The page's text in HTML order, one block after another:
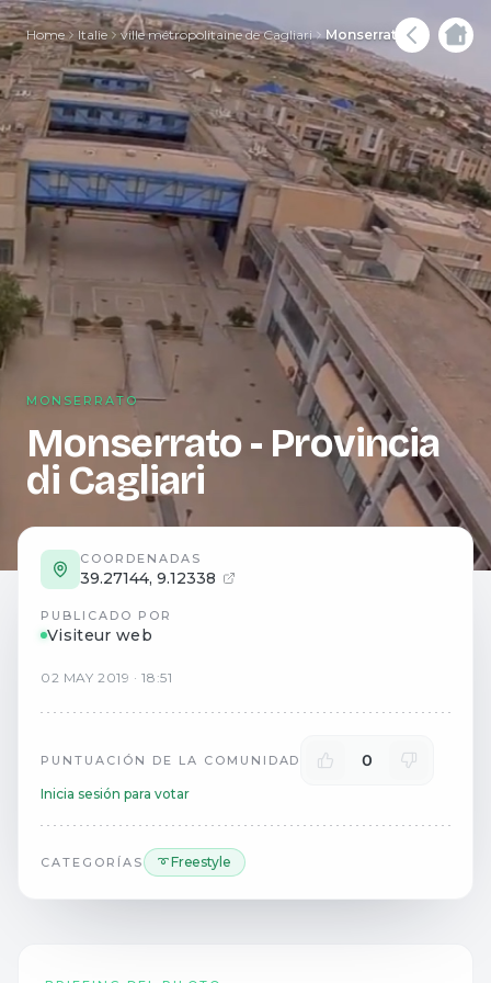
Home Italie ville métropolitaine de Cagliari Monserrato
MONSERRATO
Monserrato - Provincia
di Cagliari
COORDENADAS
39.27144, 9.12338
PUBLICADO POR
Visiteur web
02 MAY 2019 ·18:51
PUNTUACIÓN DE LA COMUNIDAD 0
Inicia sesión para votar
CATEGORÍAS ➰ Freestyle